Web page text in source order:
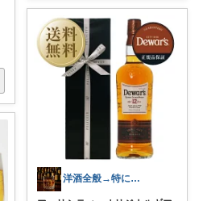
洋酒全般→特にシングルモルト好き